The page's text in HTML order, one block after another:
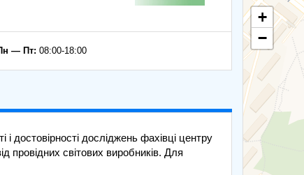
— Пт: 08:00-18:00
+
−
достовірності досліджень фахівці центру
провідних світових виробників. Для